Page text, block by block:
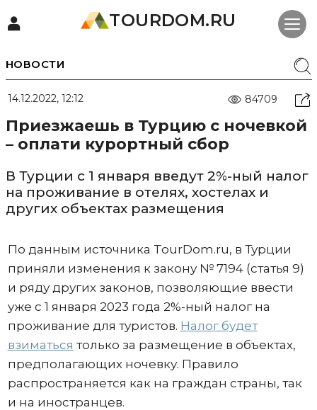
TOURDOM.RU
НОВОСТИ
14.12.2022, 12:12 84709
Приезжаешь в Турцию с ночевкой
– оплати курортный сбор
В Турции с 1 января введут 2%-ный налог
на проживание в отелях, хостелах и
других объектах размещения
По данным источника TourDom.ru, в Турции
приняли изменения к закону № 7194 (статья 9)
и ряду других законов, позволяющие ввести
уже с 1 января 2023 года 2%-ный налог на
проживание для туристов. Налог будет
взиматься только за размещение в объектах,
предполагающих ночевку. Правило
распространяется как на граждан страны, так
и на иностранцев.